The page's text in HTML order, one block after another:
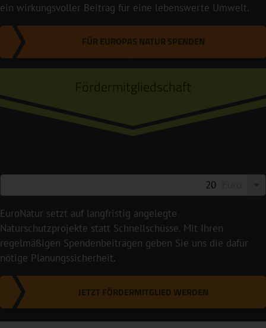
ein wirkungsvoller Beitrag für eine lebenswerte Umwelt.
FÜR EUROPAS NATUR SPENDEN
Fördermitgliedschaft
EuroNatur setzt auf langfristig angelegte
Naturschutzprojekte statt Schnellschüsse. Mit Ihren
regelmäßigen Spendenbeiträgen geben Sie uns die dafür
nötige Planungssicherheit.
JETZT FÖRDERMITGLIED WERDEN